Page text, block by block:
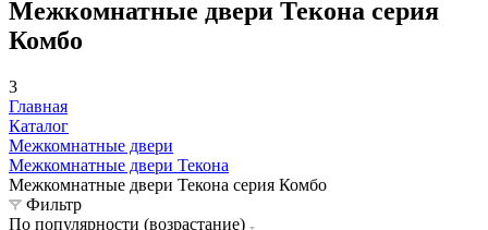
Межкомнатные двери Текона серия
Комбо
3
Главная
Каталог
Межкомнатные двери
Межкомнатные двери Текона
Межкомнатные двери Текона серия Комбо
Фильтр
По популярности (возрастание)